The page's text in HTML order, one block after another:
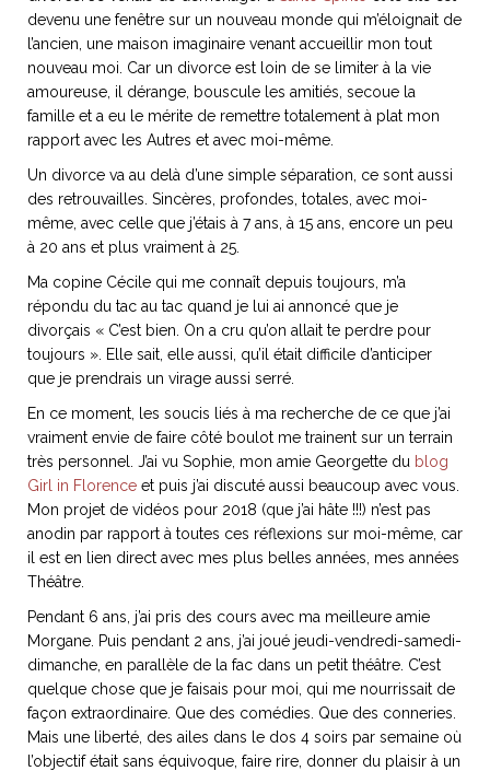
ART ET DESIGN
devenu une fenêtre sur un nouveau monde qui m’éloignait de
l’ancien, une maison imaginaire venant accueillir mon tout
nouveau moi. Car un divorce est loin de se limiter à la vie
amoureuse, il dérange, bouscule les amitiés, secoue la
famille et a eu le mérite de remettre totalement à plat mon
rapport avec les Autres et avec moi-même.
Un divorce va au delà d’une simple séparation, ce sont aussi
des retrouvailles. Sincères, profondes, totales, avec moi-
même, avec celle que j’étais à 7 ans, à 15 ans, encore un peu
à 20 ans et plus vraiment à 25.
Ma copine Cécile qui me connaît depuis toujours, m’a
répondu du tac au tac quand je lui ai annoncé que je
divorçais « C’est bien. On a cru qu’on allait te perdre pour
toujours ». Elle sait, elle aussi, qu’il était difficile d’anticiper
que je prendrais un virage aussi serré.
En ce moment, les soucis liés à ma recherche de ce que j’ai
vraiment envie de faire côté boulot me trainent sur un terrain
très personnel. J’ai vu Sophie, mon amie Georgette du blog
Girl in Florence et puis j’ai discuté aussi beaucoup avec vous.
Mon projet de vidéos pour 2018 (que j’ai hâte !!!) n’est pas
anodin par rapport à toutes ces réflexions sur moi-même, car
il est en lien direct avec mes plus belles années, mes années
Théâtre.
Pendant 6 ans, j’ai pris des cours avec ma meilleure amie
Morgane. Puis pendant 2 ans, j’ai joué jeudi-vendredi-samedi-
dimanche, en parallèle de la fac dans un petit théâtre. C’est
quelque chose que je faisais pour moi, qui me nourrissait de
façon extraordinaire. Que des comédies. Que des conneries.
Mais une liberté, des ailes dans le dos 4 soirs par semaine où
l’objectif était sans équivoque, faire rire, donner du plaisir à un